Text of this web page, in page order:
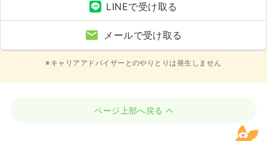
LINEで受け取る
メールで受け取る
※キャリアアドバイザーとのやりとりは発生しません
ページ上部へ戻る